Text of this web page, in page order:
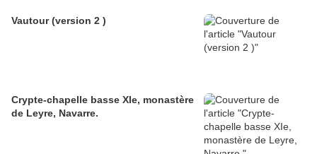
Vautour (version 2 )
Crypte-chapelle basse XIe, monastère
de Leyre, Navarre.